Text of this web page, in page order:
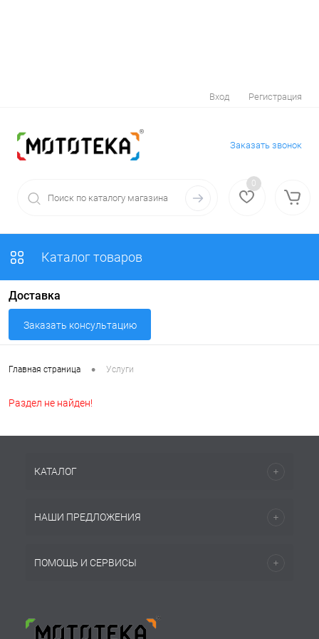
Вход Регистрация
Заказать звонок
0
Каталог товаров
Доставка
Заказать консультацию
Главная страница • Услуги
Раздел не найден!
КАТАЛОГ
НАШИ ПРЕДЛОЖЕНИЯ
ПОМОЩЬ И СЕРВИСЫ